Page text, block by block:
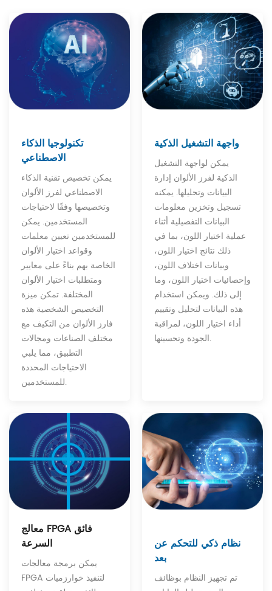
تكنولوجيا الذكاء
الاصطناعي
يمكن تخصيص تقنية الذكاء
الاصطناعي لفرز الألوان
وتخصيصها وفقًا لاحتياجات
المستخدمين. يمكن
للمستخدمين تعيين معلمات
وقواعد اختيار الألوان
الخاصة بهم بناءً على معايير
ومتطلبات اختيار الألوان
المختلفة. تمكن ميزة
التخصيص الشخصية هذه
فارز الألوان من التكيف مع
مختلف الصناعات ومجالات
التطبيق، مما يلبي
الاحتياجات المحددة
للمستخدمين.
واجهة التشغيل الذكية
يمكن لواجهة التشغيل
الذكية لفرز الألوان إدارة
البيانات وتحليلها. يمكنه
تسجيل وتخزين معلومات
البيانات التفصيلية أثناء
عملية اختيار اللون، بما في
ذلك نتائج اختيار اللون،
وبيانات اختلاف اللون،
وإحصائيات اختيار اللون، وما
إلى ذلك. ويمكن استخدام
هذه البيانات لتحليل وتقييم
أداء اختيار اللون، لمراقبة
الجودة وتحسينها.
معالج FPGA فائق
السرعة
يمكن برمجة معالجات
FPGA لتنفيذ خوارزميات
نظام ذكي للتحكم عن
بعد
تم تجهيز النظام بوظائف